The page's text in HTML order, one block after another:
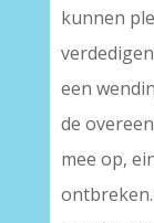
kunnen
een
de
mee op,